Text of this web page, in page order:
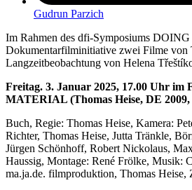
Gudrun Parzich
Im Rahmen des dfi-Symposiums
Dokumentarfilminitiative zwei Filme von
Langzeitbeobachtung von Helena
Freitag. 3. Januar 2025, 17.00 Uhr im
MATERIAL (Thomas Heise, DE 2009,
Buch, Regie: Thomas Heise, Kamera:
Richter, Thomas Heise, Jutta Tränkle,
Jürgen Schönhoff, Robert Nickolaus,
Haussig, Montage: René Frölke, Musik:
ma.ja.de. filmproduktion, Thomas Heise,